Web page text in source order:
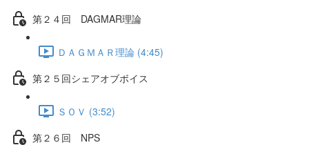
第２４回 DAGMAR理論
ＤＡＧＭＡＲ理論 (4:45)
第２５回シェアオブボイス
ＳＯＶ (3:52)
第２６回 NPS